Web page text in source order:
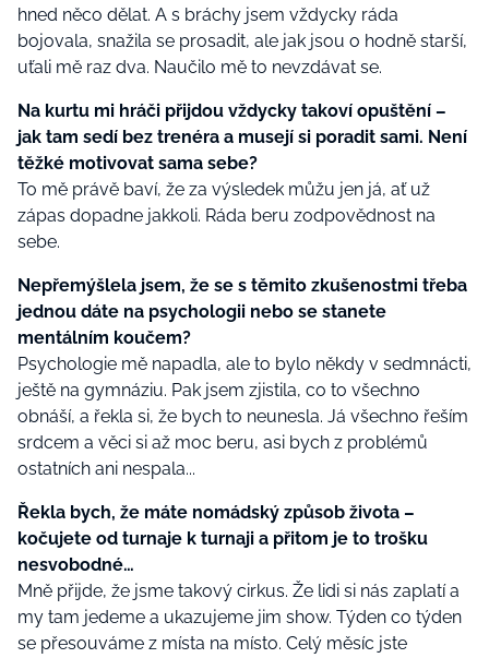
hned něco dělat. A s bráchy jsem vždycky ráda
bojovala, snažila se prosadit, ale jak jsou o hodně starší,
uťali mě raz dva. Naučilo mě to nevzdávat se.
Na kurtu mi hráči přijdou vždycky takoví opuštění –
jak tam sedí bez trenéra a musejí si poradit sami. Není
těžké motivovat sama sebe?
To mě právě baví, že za výsledek můžu jen já, ať už
zápas dopadne jakkoli. Ráda beru zodpovědnost na
sebe.
Nepřemýšlela jsem, že se s těmito zkušenostmi třeba
jednou dáte na psychologii nebo se stanete
mentálním koučem?
Psychologie mě napadla, ale to bylo někdy v sedmnácti,
ještě na gymnáziu. Pak jsem zjistila, co to všechno
obnáší, a řekla si, že bych to neunesla. Já všechno řeším
srdcem a věci si až moc beru, asi bych z problémů
ostatních ani nespala...
Řekla bych, že máte nomádský způsob života –
kočujete od turnaje k turnaji a přitom je to trošku
nesvobodné…
Mně přijde, že jsme takový cirkus. Že lidi si nás zaplatí a
my tam jedeme a ukazujeme jim show. Týden co týden
se přesouváme z místa na místo. Celý měsíc jste